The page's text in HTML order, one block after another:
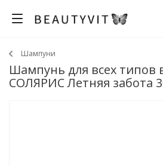
Шампуни
Шампунь для всех типов
СОЛЯРИС Летняя забота